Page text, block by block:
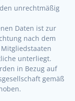
unrechtmäßig
Daten ist zur
nach dem
unterliegt.
in Bezug auf
gemäß